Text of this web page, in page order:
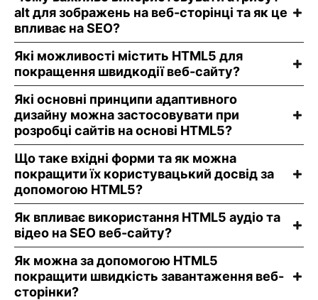
alt для зображень на веб-сторінці та як це
впливає на SEO?
Які можливості містить HTML5 для
покращення швидкодії веб-сайту?
Які основні принципи адаптивного
дизайну можна застосовувати при
розробці сайтів на основі HTML5?
Що таке вхідні форми та як можна
покращити їх користувацький досвід за
допомогою HTML5?
Як впливає використання HTML5 аудіо та
відео на SEO веб-сайту?
Як можна за допомогою HTML5
покращити швидкість завантаження веб-
сторінки?